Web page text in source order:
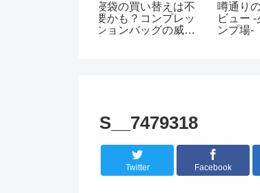
QUICKCAMPの2人
掛けベンチが便利！-
ベンチの使い勝手と
新し
ーブ
ひと
S__7479318
Twitter Facebook